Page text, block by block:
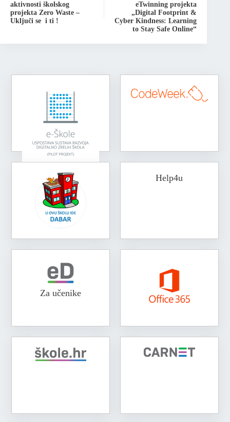
aktivnosti školskog
projekta Zero Waste –
Uključi se i ti !
eTwinning projekta
„Digital Footprint &
Cyber Kindness: Learning
to Stay Safe Online“
Help4u
Za učenike